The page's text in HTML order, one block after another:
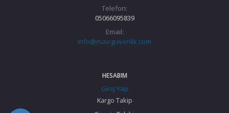
Telefon:
05066095839
Email:
info@maxiguvenlik.com
HESABIM
Giriş Yap
Kargo Takip